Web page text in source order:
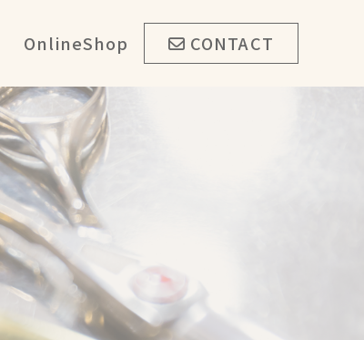
OnlineShop CONTACT